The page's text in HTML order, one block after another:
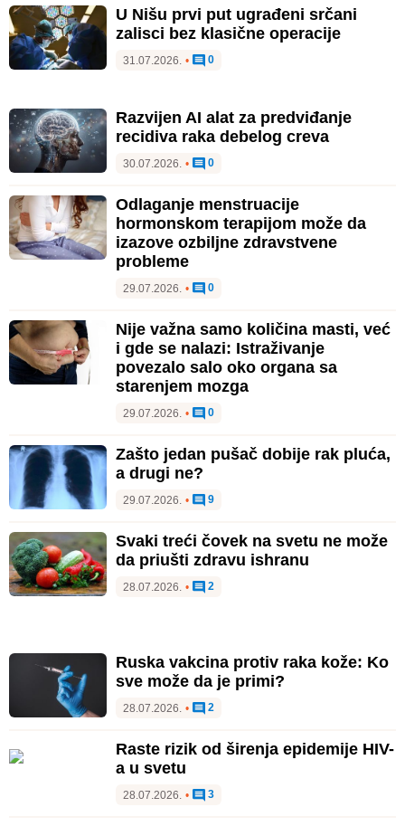
U Nišu prvi put ugrađeni srčani
zalisci bez klasične operacije
31.07.2026. • 0
Razvijen AI alat za predviđanje
recidiva raka debelog creva
30.07.2026. • 0
Odlaganje menstruacije
hormonskom terapijom može da
izazove ozbiljne zdravstvene
probleme
29.07.2026. • 0
Nije važna samo količina masti, već
i gde se nalazi: Istraživanje
povezalo salo oko organa sa
starenjem mozga
29.07.2026. • 0
Zašto jedan pušač dobije rak pluća,
a drugi ne?
29.07.2026. • 9
Svaki treći čovek na svetu ne može
da priušti zdravu ishranu
28.07.2026. • 2
Ruska vakcina protiv raka kože: Ko
sve može da je primi?
28.07.2026. • 2
Raste rizik od širenja epidemije HIV-
a u svetu
28.07.2026. • 3